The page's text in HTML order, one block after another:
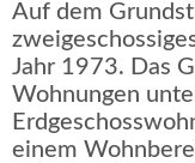
Auf dem
Jahr 1973. Das
Wohnungen
einem